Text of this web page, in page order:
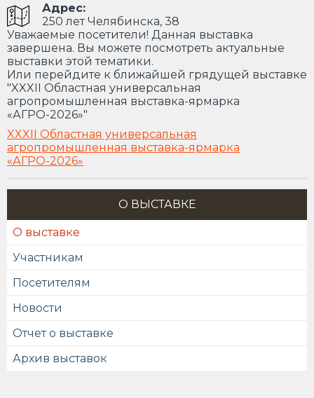
Адрес:
250 лет Челябинска, 38
Уважаемые посетители! Данная выставка
завершена. Вы можете посмотреть актуальные
выставки этой тематики.
Или перейдите к ближайшей грядущей выставке
"XXXII Областная универсальная
агропромышленная выставка-ярмарка
«АГРО-2026»"
XXXII Областная универсальная
агропромышленная выставка-ярмарка
«АГРО-2026»
О ВЫСТАВКЕ
О выставке
Участникам
Посетителям
Новости
Отчет о выставке
Архив выставок